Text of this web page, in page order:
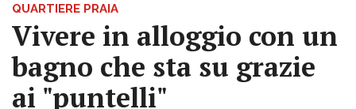
QUARTIERE PRAIA
Vivere in alloggio con un
bagno che sta su grazie
ai "puntelli"